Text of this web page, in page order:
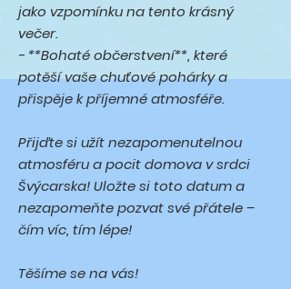
jako vzpomínku na tento krásný
večer.
- **Bohaté občerstvení**, které
potěší vaše chuťové pohárky a
přispěje k příjemné atmosféře.
Přijďte si užít nezapomenutelnou
atmosféru a pocit domova v srdci
Švýcarska! Uložte si toto datum a
nezapomeňte pozvat své přátele –
čím víc, tím lépe!
Těšíme se na vás!